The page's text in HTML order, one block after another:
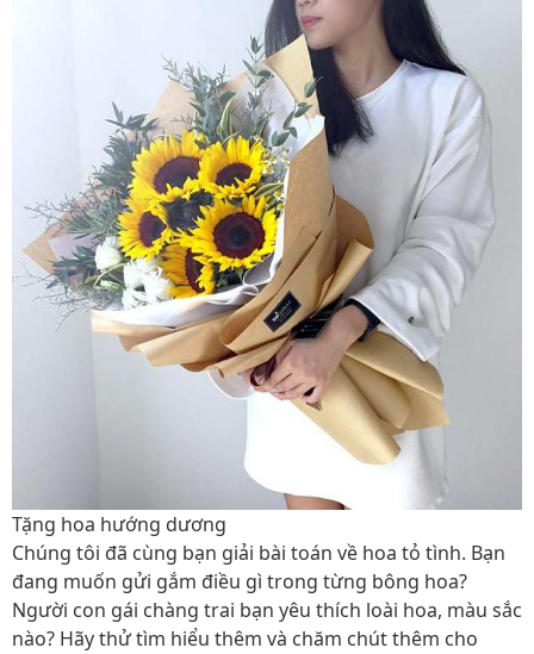
Tặng hoa hướng dương
Chúng tôi đã cùng bạn giải bài toán về hoa tỏ tình. Bạn
đang muốn gửi gắm điều gì trong từng bông hoa?
Người con gái chàng trai bạn yêu thích loài hoa, màu sắc
nào? Hãy thử tìm hiểu thêm và chăm chút thêm cho